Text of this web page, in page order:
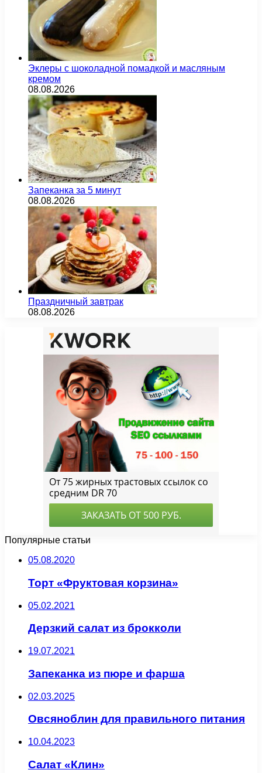
Эклеры с шоколадной помадкой и масляным
кремом
08.08.2026
Запеканка за 5 минут
08.08.2026
Праздничный завтрак
08.08.2026
Популярные статьи
05.08.2020
Торт «Фруктовая корзина»
05.02.2021
Дерзкий салат из брокколи
19.07.2021
Запеканка из пюре и фарша
02.03.2025
Овсяноблин для правильного питания
10.04.2023
Салат «Клин»